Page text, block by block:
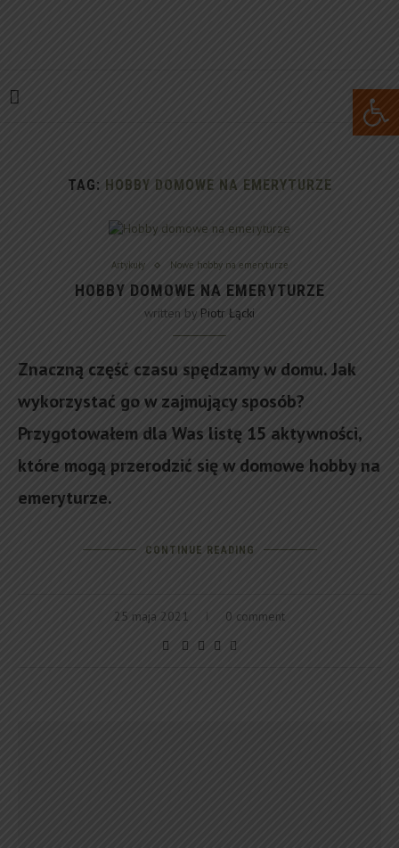
TAG: HOBBY DOMOWE NA EMERYTURZE
Artykuły Nowe hobby na emeryturze
HOBBY DOMOWE NA EMERYTURZE
written by Piotr Łącki
Znaczną część czasu spędzamy w domu. Jak
wykorzystać go w zajmujący sposób?
Przygotowałem dla Was listę 15 aktywności,
które mogą przerodzić się w domowe hobby na
emeryturze.
CONTINUE READING
25 maja 2021 0 comment